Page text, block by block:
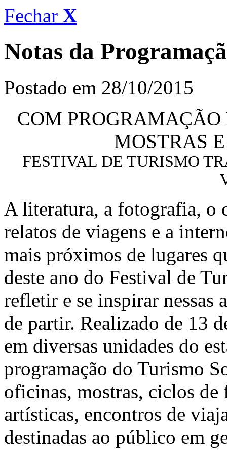
Fechar X
Notas da
Postado em 28/10/2015
COM PROGRAMAÇÃO
MOSTRAS
FESTIVAL DE TURISMO
A literatura, a fotografia, o
relatos de viagens e a
mais próximos de lugares
deste ano do Festival de
refletir e se inspirar nessas
de partir. Realizado de 13
em diversas unidades do
programação do Turismo
oficinas, mostras, ciclos
artísticas, encontros de
destinadas ao público em